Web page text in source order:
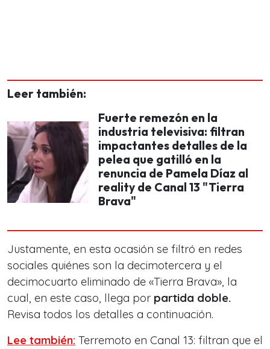
Leer también:
Fuerte remezón en la
industria televisiva: filtran
impactantes detalles de la
pelea que gatilló en la
renuncia de Pamela Díaz al
reality de Canal 13 "Tierra
Brava"
Justamente, en esta ocasión se filtró en redes
sociales quiénes son la decimotercera y el
decimocuarto eliminado de «Tierra Brava», la
cual, en este caso, llega por partida doble.
Revisa todos los detalles a continuación.
Lee también: Terremoto en Canal 13: filtran que el